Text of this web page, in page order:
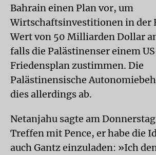
Bahrain einen Plan vor, um
Wirtschaftsinvestitionen in der
Wert von 50 Milliarden Dollar
falls die Palästinenser einem
Friedensplan zustimmen. Die
Palästinensische
dies allerdings ab.
Netanjahu sagte am
Treffen mit Pence, er habe die
auch Gantz einzuladen: »Ich